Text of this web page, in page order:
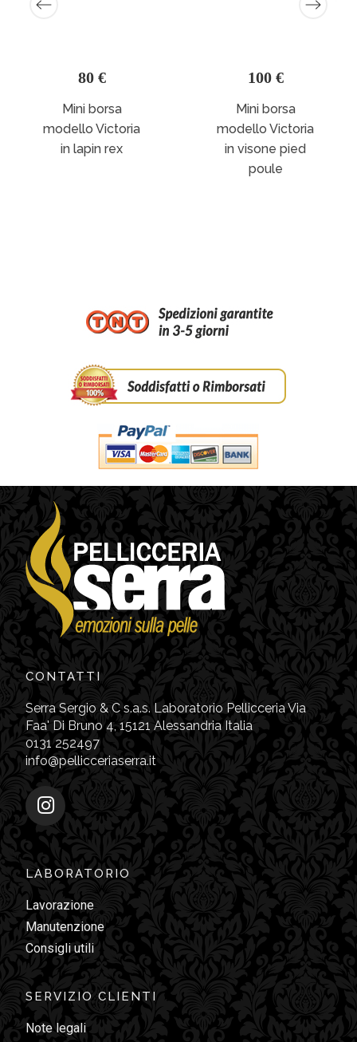
Mini borsa
modello Victoria
in lapin rex
80 €
Mini borsa
modello Victoria
in visone pied
poule
100 €
CONTATTI
Serra Sergio & C s.a.s. Laboratorio Pellicceria Via
Faa' Di Bruno 4, 15121 Alessandria Italia
0131 252497
info@pellicceriaserra.it
LABORATORIO
Lavorazione
Manutenzione
Consigli utili
SERVIZIO CLIENTI
Note legali